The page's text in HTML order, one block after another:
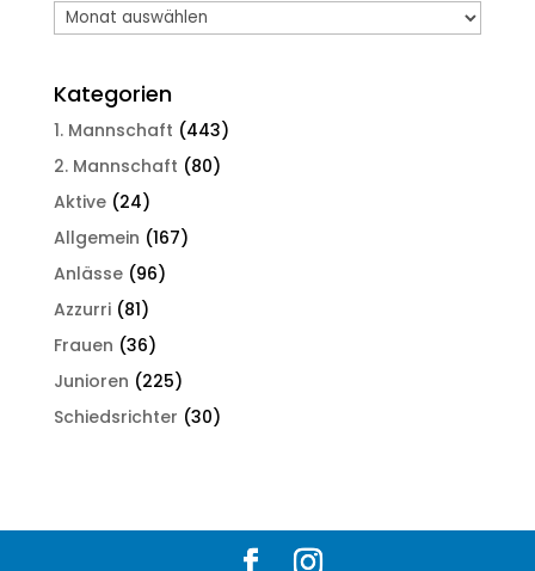
Newsarchiv
Kategorien
1. Mannschaft (443)
2. Mannschaft (80)
Aktive(24)
Allgemein (167)
Anlässe(96)
Azzurri(81)
Frauen (36)
Junioren (225)
Schiedsrichter (30)